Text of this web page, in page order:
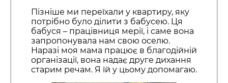
Пізніше ми переїхали у квартиру, яку
потрібно було ділити з бабусею. Ця
бабуся – працівниця мерії, і саме вона
запропонувала нам свою оселю.
Наразі моя мама працює в благодійній
організації, вона надає друге дихання
старим речам. Я їй у цьому допомагаю.